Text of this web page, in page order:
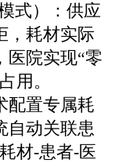
式）：供应
，耗材实际
医院实现“零
用。
配置专属耗
自动关联患
材-患者-医